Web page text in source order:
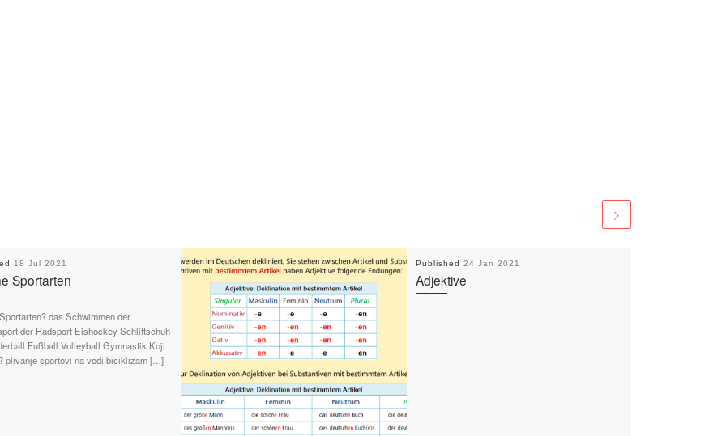
18 Jul 2021
Sportarten
das Schwimmen der
der Radsport Eishockey Schlittschuh
Fußball Volleyball Gymnastik Koji
plivanje sportovi na vodi biciklizam […]
Published 24 Jan 2021
Adjektive